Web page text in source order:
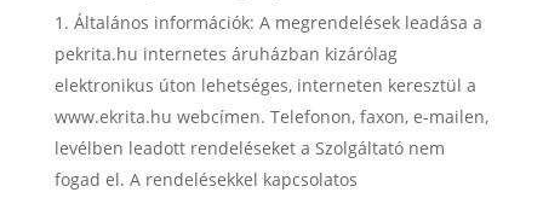
Általános információk: A megrendelések leadása a
pekrita.hu internetes áruházban kizárólag
elektronikus úton lehetséges, interneten keresztül a
www.ekrita.hu webcímen. Telefonon, faxon, e-mailen,
levélben leadott rendeléseket a Szolgáltató nem
fogad el. A rendelésekkel kapcsolatos